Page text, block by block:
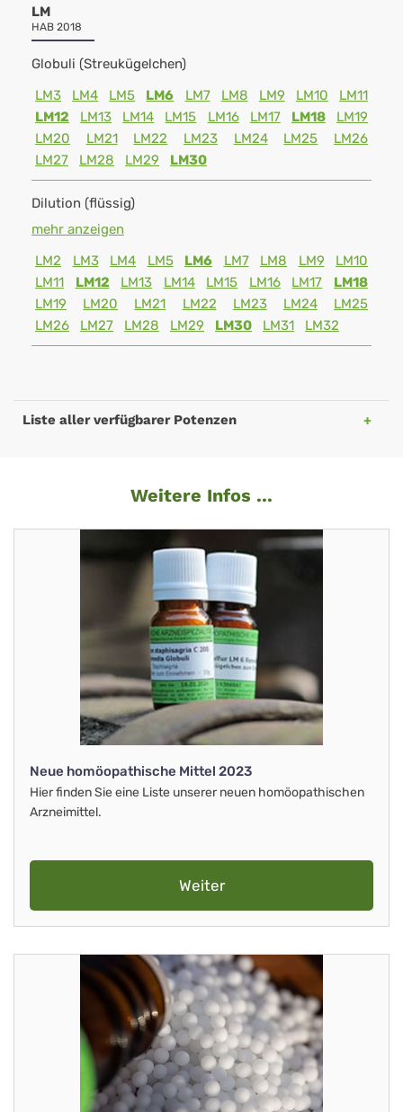
LM
HAB 2018
Globuli (Streukügelchen)
LM3
LM4 LM5 LM6 LM7 LM8 LM9 LM10
LM11
LM12
LM13 LM14 LM15 LM16 LM17 LM18
LM19
LM20
LM21 LM22 LM23 LM24 LM25
LM26
LM27
LM28 LM29 LM30
Dilution (flüssig)
mehr anzeigen
LM2
LM3 LM4 LM5 LM6 LM7 LM8 LM9
LM10
LM11
LM12 LM13 LM14 LM15 LM16 LM17
LM18
LM19
LM20 LM21 LM22 LM23 LM24
LM25
LM26
LM27 LM28 LM29 LM30 LM31 LM32
Liste aller verfügbarer Potenzen
Weitere Infos ...
Neue homöopathische Mittel 2023
Hier finden Sie eine Liste unserer neuen homöopathischen
Arzneimittel.
Weiter